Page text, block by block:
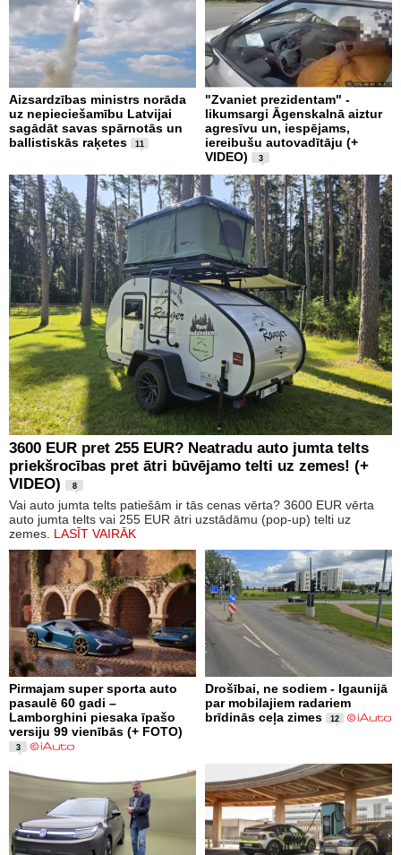
Aizsardzības ministrs norāda
uz nepieciešamību Latvijai
sagādāt savas spārnotās un
ballistiskās raķetes
11
"Zvaniet prezidentam" -
likumsargi Āgenskalnā aiztur
agresīvu un, iespējams,
iereibušu autovadītāju (+
VIDEO)
3
3600 EUR pret 255 EUR? Neatradu auto jumta telts
priekšrocības pret ātri būvējamo telti uz zemes! (+
VIDEO)
8
Vai auto jumta telts patiešām ir tās cenas vērta? 3600 EUR vērta
auto jumta telts vai 255 EUR ātri uzstādāmu (pop-up) telti uz
zemes. LASĪT VAIRĀK
Pirmajam super sporta auto
pasaulē 60 gadi –
Lamborghini piesaka īpašo
versiju 99 vienībās (+ FOTO)
3
Drošībai, ne sodiem - Igaunijā
par mobilajiem radariem
brīdinās ceļa zimes
12